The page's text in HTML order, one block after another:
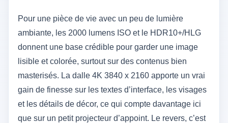
Pour une pièce de vie avec un peu de lumière
ambiante, les 2000 lumens ISO et le HDR10+/HLG
donnent une base crédible pour garder une image
lisible et colorée, surtout sur des contenus bien
masterisés. La dalle 4K 3840 x 2160 apporte un vrai
gain de finesse sur les textes d’interface, les visages
et les détails de décor, ce qui compte davantage ici
que sur un petit projecteur d’appoint. Le revers, c’est